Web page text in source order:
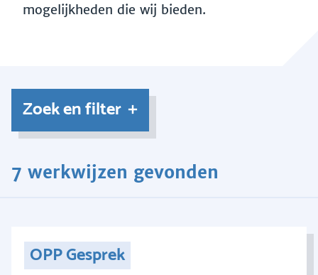
mogelijkheden die wij bieden.
Zoek en filter
7 werkwijzen gevonden
OPP Gesprek